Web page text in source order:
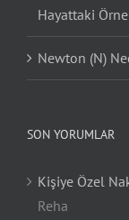
Hayattaki
Newton (N)
SON YORUMLAR
Kişiye Özel
Reha